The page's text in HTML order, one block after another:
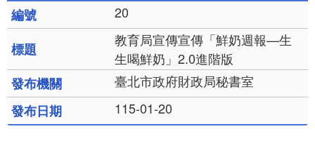
20
教育局宣傳宣傳「鮮奶週報—生
生喝鮮奶」2.0進階版
臺北市政府財政局秘書室
115-01-20